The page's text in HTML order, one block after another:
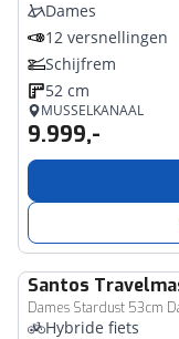
Dames
12 versnellingen
Schijfrem
52 cm
MUSSELKANAAL
9.999,-
Santos
Dames Stardust 53cm
Hybride fiets